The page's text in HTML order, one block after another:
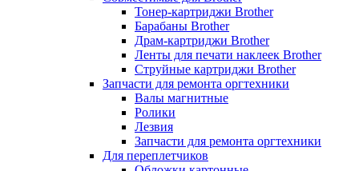
Тонер-картриджи Brother
Барабаны Brother
Драм-картриджи Brother
Ленты для печати наклеек Brother
Струйные картриджи Brother
Запчасти для ремонта оргтехники
Валы магнитные
Ролики
Лезвия
Запчасти для ремонта оргтехники
Для переплетчиков